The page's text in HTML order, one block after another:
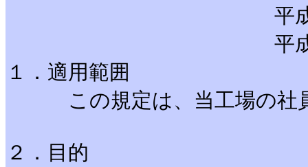
平成11年3月
平成17年2月
１．適用範囲
この規定は、当工場の社員
２．目的